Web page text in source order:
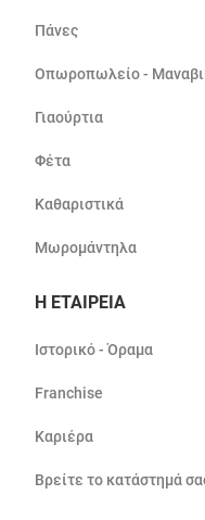
Πάνες
Οπωροπωλείο -
Γιαούρτια
Φέτα
Καθαριστικά
Μωρομάντηλα
Η ΕΤΑΙΡΕΙΑ
Ιστορικό - Όραμα
Franchise
Καριέρα
Βρείτε το κατάστημά